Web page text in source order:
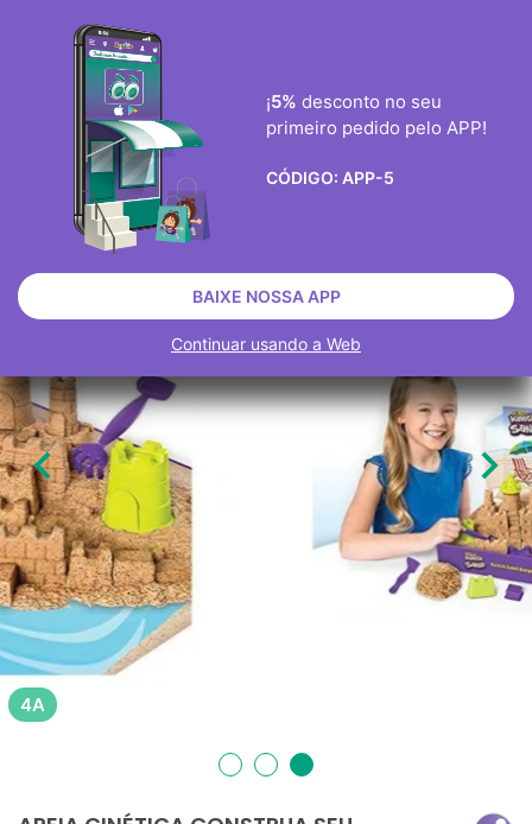

BRINQUEDOS JOGOS PLASTICINA E AREIA MÁGICA
ESGOTADO
 
4A
¡5% desconto no seu
primeiro pedido pelo APP!
CÓDIGO: APP-5
BAIXE NOSSA APP
Continuar usando a Web